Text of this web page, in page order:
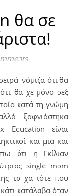
θα σε
θα χε μόνο σεξ
κατά τη γνώμη
ξαφνιάστηκα
Education είναι
και μια και
ότι η Γκίλιαν
single mom
το χα τότε που
κατάλαβα όταν